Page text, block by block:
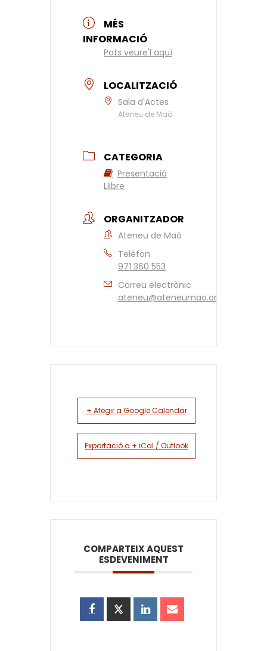
MÉS
INFORMACIÓ
Pots veure'l aquí
LOCALITZACIÓ
Sala d'Actes
Ateneu de Maó
CATEGORIA
Presentació
Llibre
ORGANITZADOR
Ateneu de Maó
Telèfon
971 360 553
Correu electrònic
ateneu@ateneumao.org
+ Afegir a Google Calendar
Exportació a + iCal / Outlook
COMPARTEIX AQUEST
ESDEVENIMENT